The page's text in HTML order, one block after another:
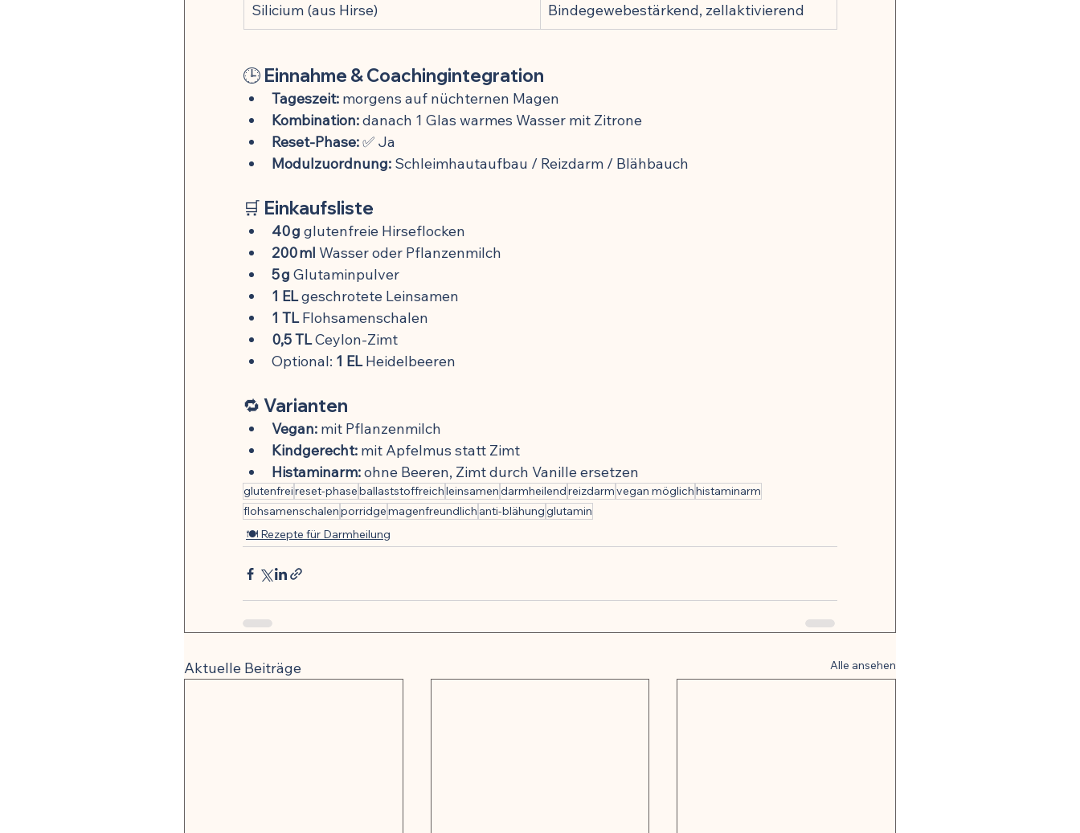
Silicium (aus Hirse) Bindegewebestärkend, zellaktivierend
🕒 Einnahme & Coachingintegration
Tageszeit: morgens auf nüchternen Magen
Kombination: danach 1 Glas warmes Wasser mit Zitrone
Reset-Phase: ✅ Ja
Modulzuordnung: Schleimhautaufbau / Reizdarm / Blähbauch
🛒 Einkaufsliste
40 g glutenfreie Hirseflocken
200 ml Wasser oder Pflanzenmilch
5 g Glutaminpulver
1 EL geschrotete Leinsamen
1 TL Flohsamenschalen
0,5 TL Ceylon-Zimt
Optional: 1 EL Heidelbeeren
🔁 Varianten
Vegan: mit Pflanzenmilch
Kindgerecht: mit Apfelmus statt Zimt
Histaminarm: ohne Beeren, Zimt durch Vanille ersetzen
glutenfreireset-phaseballaststoffreichleinsamendarmheilendreizdarmvegan möglichhistaminarm
flohsamenschalenporridgemagenfreundlich anti-blähungglutamin
🍽️ Rezepte für Darmheilung
Aktuelle Beiträge Alle ansehen